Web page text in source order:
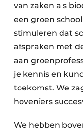
van zaken als
een groen
stimuleren dat
afspraken met
aan
je kennis en
toekomst. We
hoveniers
We hebben